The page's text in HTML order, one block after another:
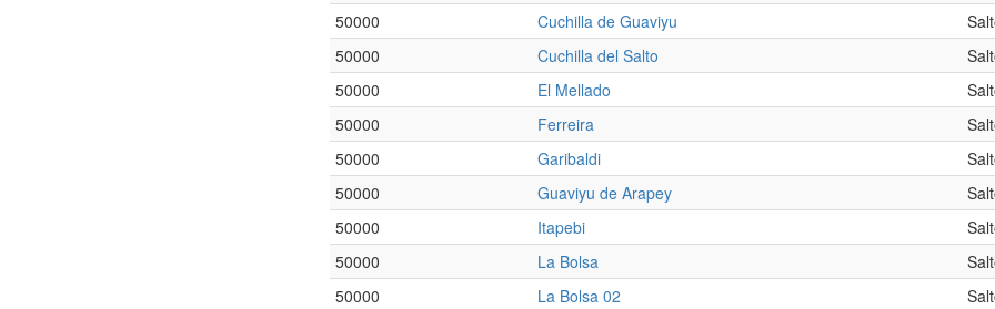
50000
Cuchilla de Guaviyu
50000
Cuchilla del Salto
50000
El Mellado
50000
Ferreira
50000
Garibaldi
50000
Guaviyu de Arapey
50000
Itapebi
50000
La Bolsa
50000
La Bolsa 02